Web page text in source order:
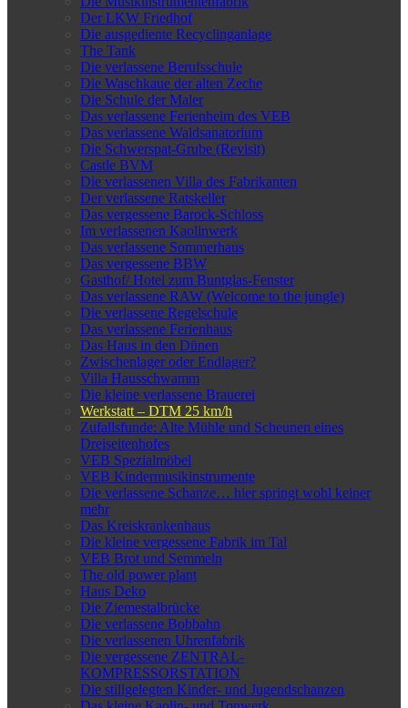
Der LKW Friedhof
Die ausgediente Recyclinganlage
The Tank
Die verlassene Berufsschule
Die Waschkaue der alten Zeche
Die Schule der Maler
Das verlassene Ferienheim des VEB
Das verlassene Waldsanatorium
Die Schwerspat-Grube (Revisit)
Castle BVM
Die verlassenen Villa des Fabrikanten
Der verlassene Ratskeller
Das vergessene Barock-Schloss
Im verlassenen Kaolinwerk
Das verlassene Sommerhaus
Das vergessene BBW
Gasthof/ Hotel zum Buntglas-Fenster
Das verlassene RAW (Welcome to the jungle)
Die verlassene Regelschule
Das verlassene Ferienhaus
Das Haus in den Dünen
Zwischenlager oder Endlager?
Villa Hausschwamm
Die kleine verlassene Brauerei
Werkstatt – DTM 25 km/h
Zufallsfunde: Alte Mühle und Scheunen eines
Dreiseitenhofes
VEB Spezialmöbel
VEB Kindermusikinstrumente
Die verlassene Schanze… hier springt wohl keiner
mehr
Das Kreiskrankenhaus
Die kleine vergessene Fabrik im Tal
VEB Brot und Semmeln
The old power plant
Haus Deko
Die Ziemestalbrücke
Die verlassene Bobbahn
Die verlassenen Uhrenfabrik
Die vergessene ZENTRAL-
KOMPRESSORSTATION
Die stillgelegten Kinder- und Jugendschanzen